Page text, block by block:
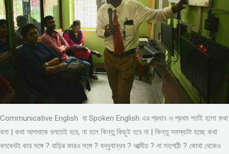
Communicative English বা Spoken English এর প্রধান ও প্রথম শর্তই হলো কথা
বলা | কথা আপনাকে বলতেই হবে, না হলে কিন্তু কিছুই হবে না | কিন্তু সমস্যাটা হচ্ছে কথা
বলবেনটা কার সঙ্গে ? বাড়ির কারও সঙ্গে ? বন্ধুবান্ধব ? আত্মীয় ? না সহপাঠী ? কোথা থেকেও